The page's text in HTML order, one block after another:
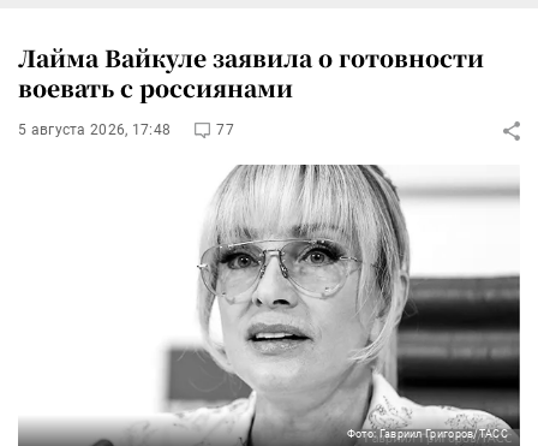
Лайма Вайкуле заявила о готовности
воевать с россиянами
5 августа 2026, 17:48 77
Фото: Гавриил Григоров/ТАСС